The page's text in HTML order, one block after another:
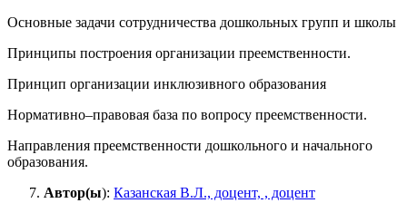
Основные задачи сотрудничества дошкольных групп и школы
Принципы построения организации преемственности.
Принцип организации инклюзивного образования
Нормативно–правовая база по вопросу преемственности.
Направления преемственности дошкольного и начального
образования.
Автор(ы): Казанская В.Л., доцент, , доцент